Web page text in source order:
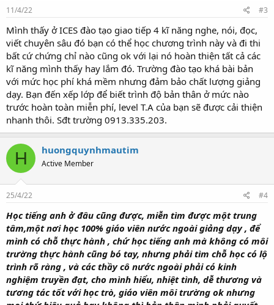
11/4/22 #3
Mình thấy ở ICES đào tạo giao tiếp 4 kĩ năng nghe, nói, đọc,
viết chuyên sâu đó bạn có thể học chương trình này và đi thi
bất cứ chứng chỉ nào cũng ok với lại nó hoàn thiện tất cả các
kĩ năng mình thấy hay lắm đó. Trường đào tạo khá bài bản
với mức học phí khá mềm nhưng đảm bảo chất lượng giảng
dạy. Bạn đến xếp lớp để biết trình độ bản thân ở mức nào
trước hoàn toàn miễn phí, level T.A của bạn sẽ được cải thiện
nhanh thôi. Sđt trường 0913.335.203.
H huongquynhmautim
Active Member
25/4/22 #4
Học tiếng anh ở đâu cũng được, miễn tìm được một trung
tâm,một nơi học 100% giáo viên nước ngoài giảng dạy , để
mình có chỗ thực hành , chứ học tiếng anh mà không có môi
trường thực hành cũng bó tay, nhưng phải tìm chỗ học có lộ
trình rõ ràng , và các thầy cô nước ngoài phải có kinh
nghiệm truyền đạt, cho mình hiểu, nhiệt tình, dễ thương và
tương tác tốt với học trò, giáo viên môi trường ok nhưng